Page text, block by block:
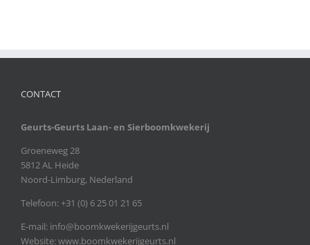
CONTACT
Geurts-Geurts Laan- en Sierboomkwekerij
Groeneweg 28
5812 AL Heide
Noord-Limburg, Nederland
Telefoon: +31 (0) 6 25 01 21 65
E-mail: info@boomkwekerijgeurts.nl
Website:www.boomkwekerijgeurts.nl